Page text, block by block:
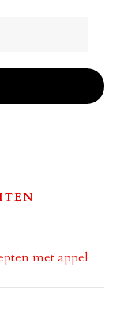
met appel